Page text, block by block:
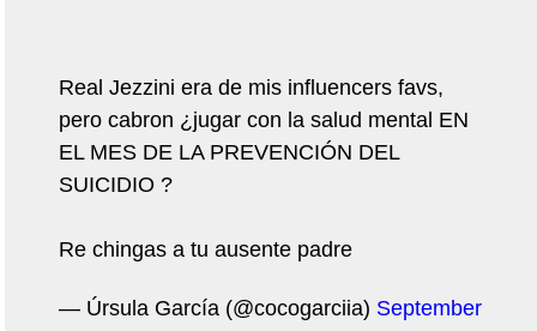
Real Jezzini era de mis influencers favs,
pero cabron ¿jugar con la salud mental EN
EL MES DE LA PREVENCIÓN DEL
SUICIDIO ?
Re chingas a tu ausente padre
— Úrsula García (@cocogarciia) September